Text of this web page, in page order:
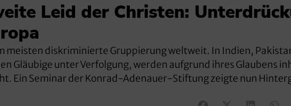
Leid der Christen:
meisten diskriminierte Gruppierung weltweit. In Indien,
Gläubige unter Verfolgung, werden aufgrund ihres Glaubens
Ein Seminar der Konrad-Adenauer-Stiftung zeigte nun